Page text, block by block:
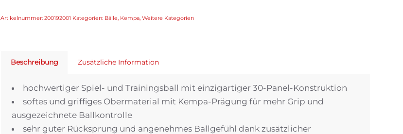
Artikelnummer:200192001 Kategorien: Bälle, Kempa,Weitere Kategorien
Beschreibung Zusätzliche Information
hochwertiger Spiel- und Trainingsball mit einzigartiger 30-Panel-Konstruktion
softes und griffiges Obermaterial mit Kempa-Prägung für mehr Grip und
ausgezeichnete Ballkontrolle
sehr guter Rücksprung und angenehmes Ballgefühl dank zusätzlicher